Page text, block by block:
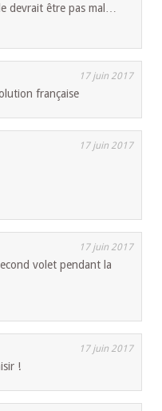
devrait être pas mal…
17 juin 2017
française
17 juin 2017
17 juin 2017
volet pendant la
17 juin 2017
!